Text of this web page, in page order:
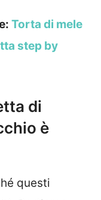
Torta di mele
step by
di
è
questi